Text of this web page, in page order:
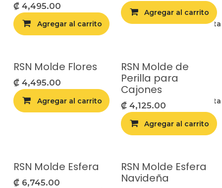
₡ 4,495.00
Agregar al carrito Agregar a la
Agregar al carrito
RSN Molde Flores
₡ 4,495.00
Agregar al carrito Agregar a la
RSN Molde de
Perilla para
Cajones
₡ 4,125.00
Agregar al carrito
RSN Molde Esfera
₡ 6,745.00
RSN Molde Esfera
Navideña